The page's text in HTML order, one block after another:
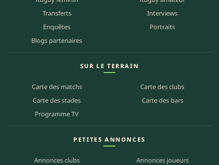
Transferts
Interviews
Enquêtes
Portraits
Blogs partenaires
SUR LE TERRAIN
Carte des matchs
Carte des clubs
Carte des stades
Carte des bars
Programme TV
PETITES ANNONCES
Annonces clubs
Annonces joueurs